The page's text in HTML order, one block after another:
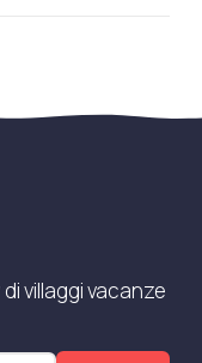
villaggi vacanze